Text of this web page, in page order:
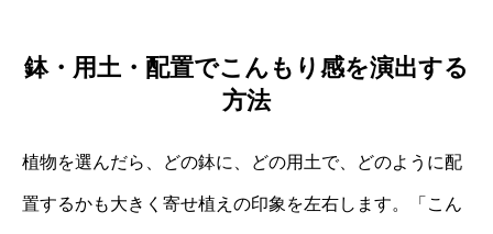
鉢・用土・配置でこんもり感を演出する
方法
植物を選んだら、どの鉢に、どの用土で、どのように配
置するかも大きく寄せ植えの印象を左右します。「こん